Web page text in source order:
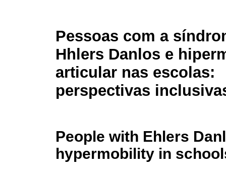
Pessoas com a
Hhlers Danlos e
articular nas escolas:
perspectivas
People with Ehlers
hypermobility in